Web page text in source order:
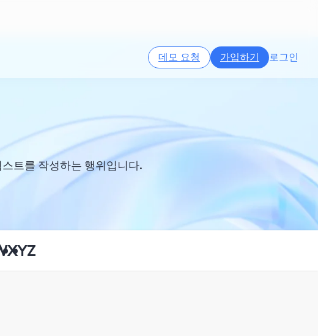
데모 요청 가입하기 로그인
트를 작성하는 행위입니다.
XYZ